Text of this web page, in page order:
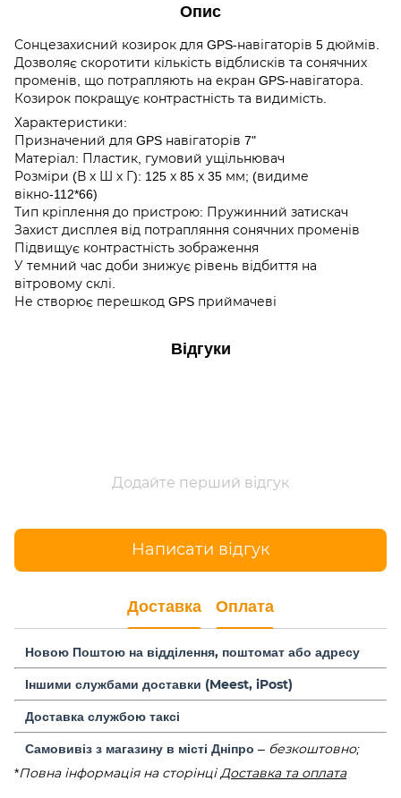
Опис
Сонцезахисний козирок для GPS-навігаторів 5 дюймів.
Дозволяє скоротити кількість відблисків та сонячних
променів, що потрапляють на екран GPS-навігатора.
Козирок покращує контрастність та видимість.
Характеристики:
Призначений для GPS навігаторів 7"
Матеріал: Пластик, гумовий ущільнювач
Розміри (В х Ш х Г): 125 х 85 х 35 мм; (видиме
вікно-112*66)
Тип кріплення до пристрою: Пружинний затискач
Захист дисплея від потрапляння сонячних променів
Підвищує контрастність зображення
У темний час доби знижує рівень відбиття на
вітровому склі.
Не створює перешкод GPS приймачеві
Відгуки
Додайте перший відгук
Написати відгук
Доставка Оплата
Новою Поштою на відділення, поштомат або адресу
Іншими службами доставки (Meest, iPost)
Доставка службою таксі
Самовивіз з магазину в місті Дніпро – безкоштовно;
*Повна інформація на сторінці Доставка та оплата